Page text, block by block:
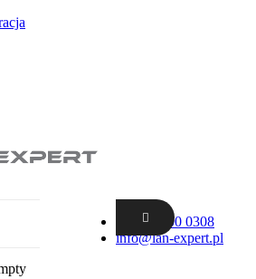
+48 62 300 0308
info@lan-expert.pl